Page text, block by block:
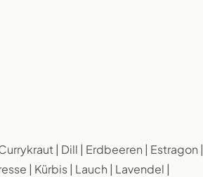
| Dill | Erdbeeren | Estragon |
| Kürbis | Lauch | Lavendel |